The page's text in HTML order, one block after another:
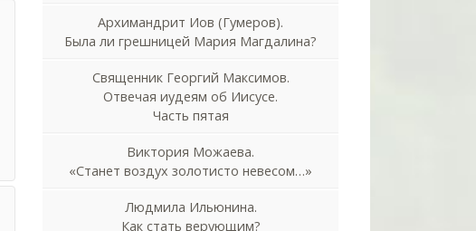
Архимандрит Иов (Гумеров).
Была ли грешницей Мария Магдалина?
Священник Георгий Максимов.
Отвечая иудеям об Иисусе.
Часть пятая
Виктория Можаева.
«Станет воздух золотисто невесом…»
Людмила Ильюнина.
Как стать верующим?